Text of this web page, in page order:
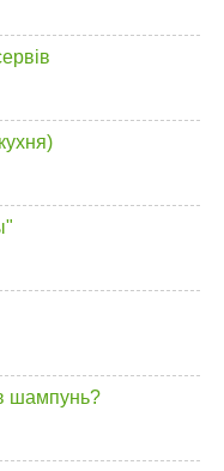
шампунь?